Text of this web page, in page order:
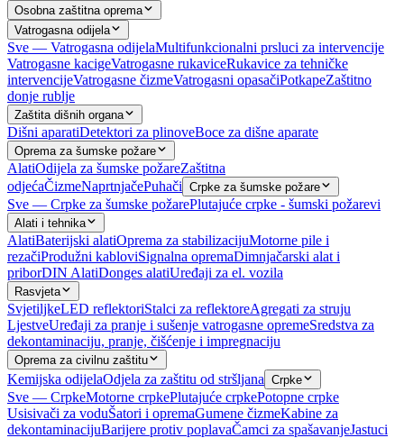
Osobna zaštitna oprema
Vatrogasna odijela
Sve — Vatrogasna odijelaMultifunkcionalni prsluci za intervencije
Vatrogasne kacigeVatrogasne rukaviceRukavice za tehničke
intervencijeVatrogasne čizmeVatrogasni opasačiPotkapeZaštitno
donje rublje
Zaštita dišnih organa
Dišni aparatiDetektori za plinoveBoce za dišne aparate
Oprema za šumske požare
AlatiOdijela za šumske požareZaštitna
odjećaČizmeNaprtnjačePuhači Crpke za šumske požare
Sve — Crpke za šumske požarePlutajuće crpke - šumski požarevi
Alati i tehnika
AlatiBaterijski alatiOprema za stabilizacijuMotorne pile i
rezačiProdužni kabloviSignalna opremaDimnjačarski alat i
priborDIN AlatiDonges alatiUređaji za el. vozila
Rasvjeta
SvjetiljkeLED reflektoriStalci za reflektoreAgregati za struju
LjestveUređaji za pranje i sušenje vatrogasne opremeSredstva za
dekontaminaciju, pranje, čišćenje i impregnaciju
Oprema za civilnu zaštitu
Kemijska odijelaOdjela za zaštitu od stršljana Crpke
Sve — CrpkeMotorne crpkePlutajuće crpkePotopne crpke
Usisivači za voduŠatori i opremaGumene čizmeKabine za
dekontaminacijuBarijere protiv poplavaČamci za spašavanjeJastuci